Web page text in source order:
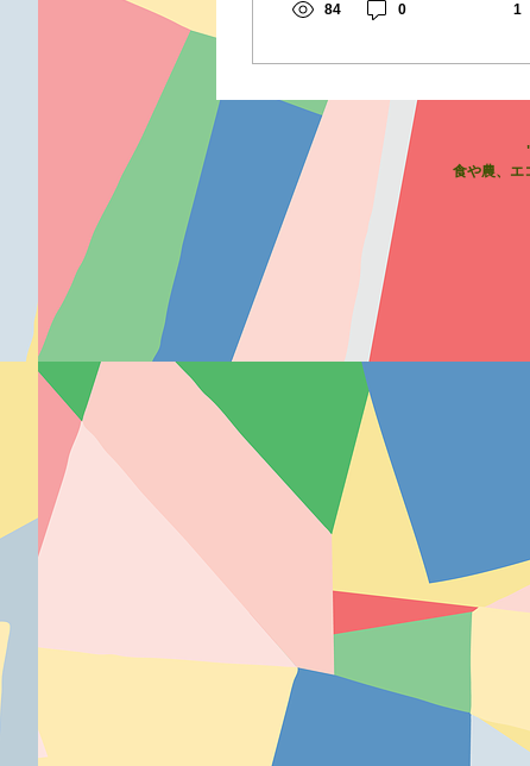
の違いがある子もない子
一緒に食べられるピース
84 0 1
食や農、エ